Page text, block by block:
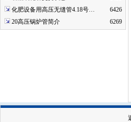
化肥设备用高压无缝管4.18号…
6426
20高压锅炉管简介
6269